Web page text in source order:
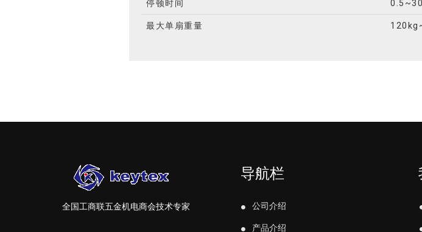
停顿时间
最大单扇重量
全国工商联五金机电商会技术专家
导航栏
公司介绍
产品介绍